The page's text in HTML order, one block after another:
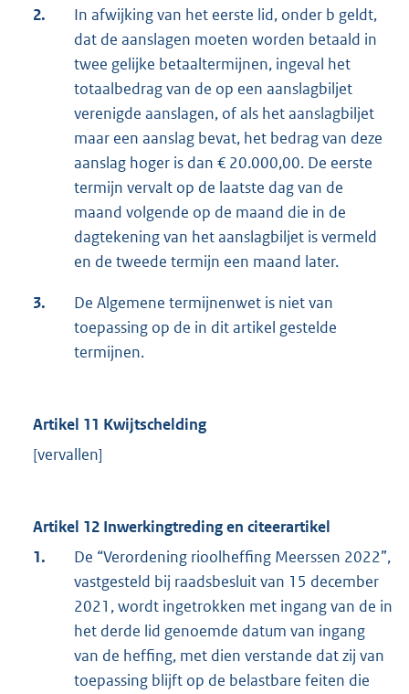
2.
In afwijking van het eerste lid, onder b geldt,
dat de aanslagen moeten worden betaald in
twee gelijke betaaltermijnen, ingeval het
totaalbedrag van de op een aanslagbiljet
verenigde aanslagen, of als het aanslagbiljet
maar een aanslag bevat, het bedrag van deze
aanslag hoger is dan € 20.000,00. De eerste
termijn vervalt op de laatste dag van de
maand volgende op de maand die in de
dagtekening van het aanslagbiljet is vermeld
en de tweede termijn een maand later.
3.
De Algemene termijnenwet is niet van
toepassing op de in dit artikel gestelde
termijnen.
Artikel 11 Kwijtschelding
[vervallen]
Artikel 12 Inwerkingtreding en citeerartikel
1.
De “Verordening rioolheffing Meerssen 2022”,
vastgesteld bij raadsbesluit van 15 december
2021, wordt ingetrokken met ingang van de in
het derde lid genoemde datum van ingang
van de heffing, met dien verstande dat zij van
toepassing blijft op de belastbare feiten die